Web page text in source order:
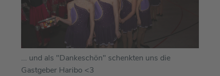
... und als "Dankeschön" schenkten uns die
Gastgeber Haribo <3